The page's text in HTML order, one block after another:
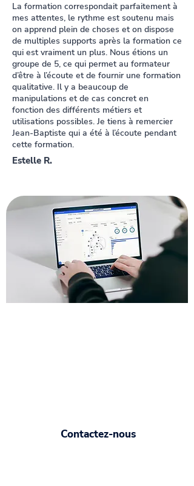
La formation correspondait parfaitement à
mes attentes, le rythme est soutenu mais
on apprend plein de choses et on dispose
de multiples supports après la formation ce
qui est vraiment un plus. Nous étions un
groupe de 5, ce qui permet au formateur
d’être à l’écoute et de fournir une formation
qualitative. Il y a beaucoup de
manipulations et de cas concret en
fonction des différents métiers et
utilisations possibles. Je tiens à remercier
Jean-Baptiste qui a été à l’écoute pendant
cette formation.
Estelle R.
Contactez-nous